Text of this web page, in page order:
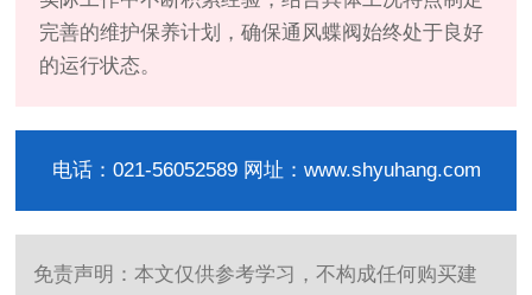
完善的维护保养计划，确保通风蝶阀始终处于良好
的运行状态。
电话：021-56052589 网址：www.shyuhang.com
免责声明：本文仅供参考学习，不构成任何购买建